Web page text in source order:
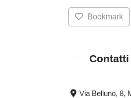
Bookmark
Contatti
Via Belluno, 8,